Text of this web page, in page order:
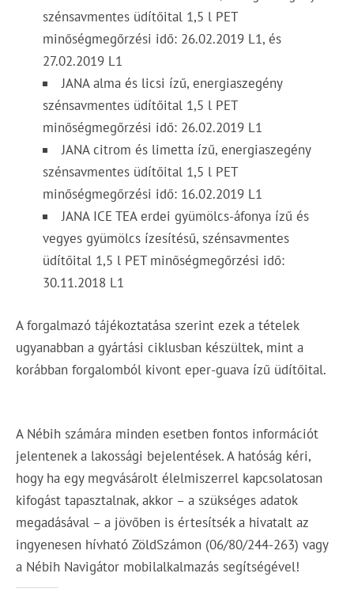
szénsavmentes üdítőital 1,5 l PET
minőségmegőrzési idő: 26.02.2019 L1, és
27.02.2019 L1
JANA alma és licsi ízű, energiaszegény
szénsavmentes üdítőital 1,5 l PET
minőségmegőrzési idő: 26.02.2019 L1
JANA citrom és limetta ízű, energiaszegény
szénsavmentes üdítőital 1,5 l PET
minőségmegőrzési idő: 16.02.2019 L1
JANA ICE TEA erdei gyümölcs-áfonya ízű és
vegyes gyümölcs ízesítésű, szénsavmentes
üdítőital 1,5 l PET minőségmegőrzési idő:
30.11.2018 L1
A forgalmazó tájékoztatása szerint ezek a tételek
ugyanabban a gyártási ciklusban készültek, mint a
korábban forgalomból kivont eper-guava ízű üdítőital.
A Nébih számára minden esetben fontos információt
jelentenek a lakossági bejelentések. A hatóság kéri,
hogy ha egy megvásárolt élelmiszerrel kapcsolatosan
kifogást tapasztalnak, akkor – a szükséges adatok
megadásával – a jövőben is értesítsék a hivatalt az
ingyenesen hívható ZöldSzámon (06/80/244-263) vagy
a Nébih Navigátor mobilalkalmazás segítségével!